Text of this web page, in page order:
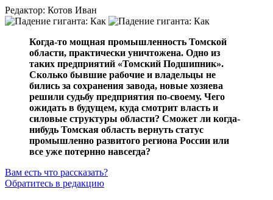
Редактор: Котов Иван
Когда-то мощная промышленность Томской
области, практически уничтожена. Одно из
таких предприятий «Томский Подшипник».
Сколько бывшие рабочие и владельцы не
бились за сохранения завода, новые хозяева
решили судьбу предприятия по-своему. Чего
ожидать в будущем, куда смотрит власть и
силовые структуры области? Сможет ли когда-
нибудь Томская область вернуть статус
промышленно развитого региона России или
все уже потернно навсегда?
Вам есть что рассказать?
Обратитесь в редакцию